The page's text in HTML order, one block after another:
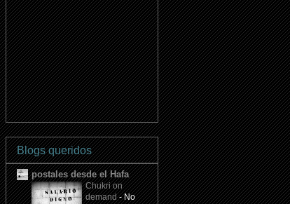
Blogs queridos
postales desde el Hafa
Chukri on
demand-No